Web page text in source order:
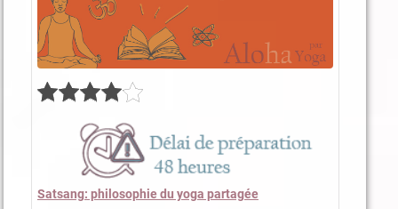
Satsang: philosophie du yoga partagée